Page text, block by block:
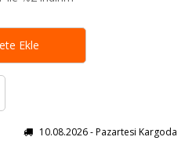
10.08.2026 - Pazartesi Kargoda
Ekle